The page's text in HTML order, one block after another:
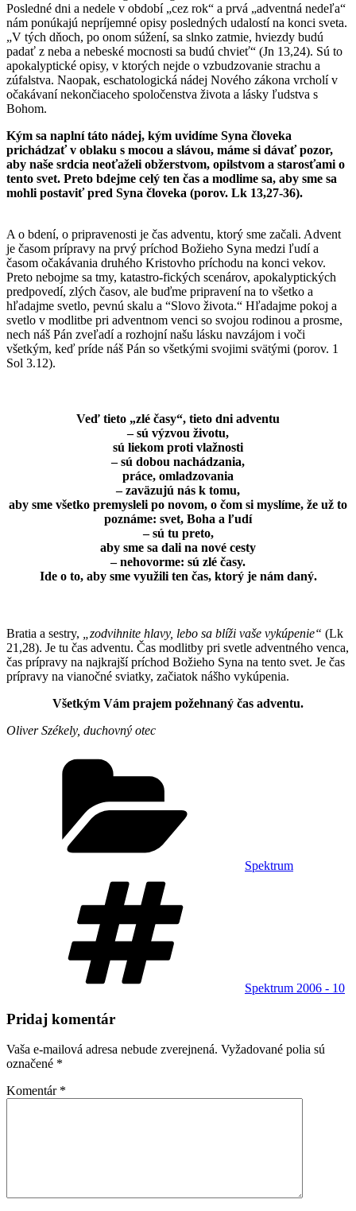
Posledné dni a nedele v období „cez rok“ a prvá „adventná nedeľa“
nám ponúkajú nepríjemné opisy posledných udalostí na konci sveta.
„V tých dňoch, po onom súžení, sa slnko zatmie, hviezdy budú
padať z neba a nebeské mocnosti sa budú chvieť“ (Jn 13,24). Sú to
apokalyptické opisy, v ktorých nejde o vzbudzovanie strachu a
zúfalstva. Naopak, eschatologická nádej Nového zákona vrcholí v
očakávaní nekončiaceho spoločenstva života a lásky ľudstva s
Bohom.
Kým sa naplní táto nádej, kým uvidíme Syna človeka
prichádzať v oblaku s mocou a slávou, máme si dávať pozor,
aby naše srdcia neoťaželi obžerstvom, opilstvom a starosťami o
tento svet. Preto bdejme celý ten čas a modlime sa, aby sme sa
mohli postaviť pred Syna človeka (porov. Lk 13,27-36).
A o bdení, o pripravenosti je čas adventu, ktorý sme začali. Advent
je časom prípravy na prvý príchod Božieho Syna medzi ľudí a
časom očakávania druhého Kristovho príchodu na konci vekov.
Preto nebojme sa tmy, katastro-fických scenárov, apokalyptických
predpovedí, zlých časov, ale buďme pripravení na to všetko a
hľadajme svetlo, pevnú skalu a “Slovo života.“ Hľadajme pokoj a
svetlo v modlitbe pri adventnom venci so svojou rodinou a prosme,
nech náš Pán zveľadí a rozhojní našu lásku navzájom i voči
všetkým, keď príde náš Pán so všetkými svojimi svätými (porov. 1
Sol 3.12).
Veď tieto „zlé časy“, tieto dni adventu
– sú výzvou životu,
sú liekom proti vlažnosti
– sú dobou nachádzania,
práce, omladzovania
– zaväzujú nás k tomu,
aby sme všetko premysleli po novom, o čom si myslíme, že už to
poznáme: svet, Boha a ľudí
– sú tu preto,
aby sme sa dali na nové cesty
– nehovorme: sú zlé časy.
Ide o to, aby sme využili ten čas, ktorý je nám daný.
Bratia a sestry, „zodvihnite hlavy, lebo sa blíži vaše vykúpenie“ (Lk
21,28). Je tu čas adventu. Čas modlitby pri svetle adventného venca,
čas prípravy na najkrajší príchod Božieho Syna na tento svet. Je čas
prípravy na vianočné sviatky, začiatok nášho vykúpenia.
Všetkým Vám prajem požehnaný čas adventu.
Oliver Székely, duchovný otec
Spektrum
Spektrum 2006 - 10
Pridaj komentár
Vaša e-mailová adresa nebude zverejnená. Vyžadované polia sú
označené *
Komentár *